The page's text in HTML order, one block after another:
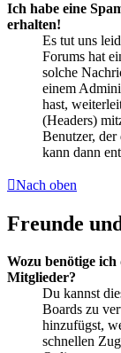
Ich habe eine
erhalten!
Es tut uns
Forums hat
solche
einem
hast,
(Headers)
Benutzer,
kann dann
Nach oben
Freunde
Wozu benötige
Mitglieder?
Du kannst
Boards zu
hinzufügst,
schnellen